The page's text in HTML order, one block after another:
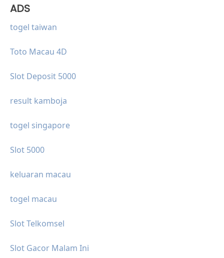
ADS
togel taiwan
Toto Macau 4D
Slot Deposit 5000
result kamboja
togel singapore
Slot 5000
keluaran macau
togel macau
Slot Telkomsel
Slot Gacor Malam Ini